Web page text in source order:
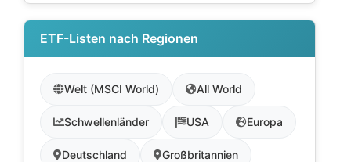
ETF-Listen nach Regionen
Welt (MSCI World) All World
Schwellenländer USA Europa
Deutschland Großbritannien